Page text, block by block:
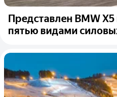
Представлен BMW
пятью видами